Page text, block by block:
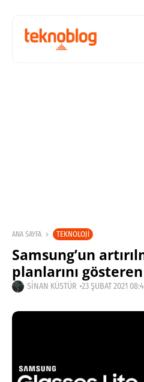
ANA SAYFA TEKNOLOJI
Samsung’un
planlarını
SINAN KÜSTÜR 23 ŞUBAT 2021